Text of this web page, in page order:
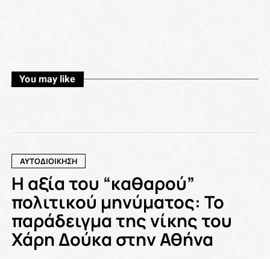
You may like
ΑΥΤΟΔΙΟΙΚΗΣΗ
Η αξία του “καθαρού”
πολιτικού μηνύματος: Το
παράδειγμα της νίκης του
Χάρη Δούκα στην Αθήνα